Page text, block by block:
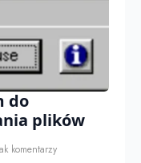
do
plików
komentarzy